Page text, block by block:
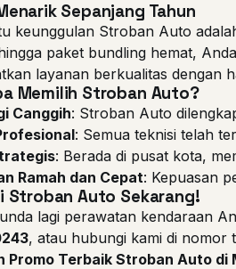
Sepanjang Tahun
keunggulan Stroban Auto
paket bundling hemat,
layanan berkualitas dengan
Memilih Stroban Auto?
Canggih: Stroban Auto
: Semua teknisi telah
: Berada di pusat kota,
Ramah dan Cepat: Kepuasan
Stroban Auto Sekarang!
lagi perawatan kendaraan
, atau hubungi kami di nomor
Promo Terbaik Stroban Auto di